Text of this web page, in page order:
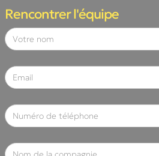
Rencontrer l'équipe